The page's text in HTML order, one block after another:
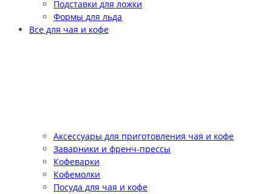
Подставки для ложки
Формы для льда
Все для чая и кофе
Аксессуары для приготовления чая и кофе
Заварники и френч-прессы
Кофеварки
Кофемолки
Посуда для чая и кофе